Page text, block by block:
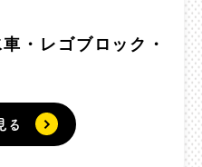
・レゴブロック・
る